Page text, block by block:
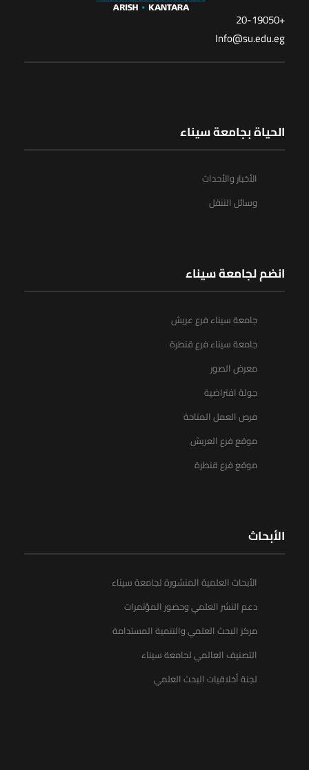
+20-19050
Info@su.edu.eg
الحياة بجامعة سيناء
الأخبار والأحداث
وسائل التنقل
انضم لجامعة سيناء
جامعة سيناء فرع عريش
جامعة سيناء فرع قنطرة
معرض الصور
جولة افتراضية
فرص العمل المتاحة
موقع فرع العريش
موقع فرع قنطرة
الأبحاث
الأبحاث العلمية المنشورة لجامعة سيناء
دعم النشر العلمي وحضور المؤتمرات
مركز البحث العلمي والتنمية المستدامة
التصنيف العالمي لجامعة سيناء
لجنة أخلاقيات البحث العلمي